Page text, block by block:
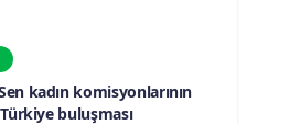
kadın komisyonlarının
buluşması